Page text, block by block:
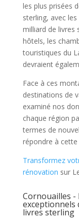
les plus prisées
sterling, avec
milliard de livres
hôtels, les
touristiques du
devraient
Face à ces
destinations de
examiné nos
chaque région
termes de
répondre à
Transformez
rénovation sur
Cornouailles -
exceptionnels
livres sterling